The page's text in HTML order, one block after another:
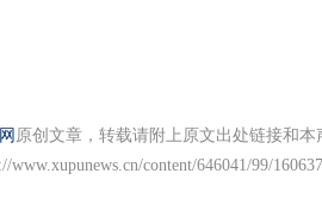
原创文章，转载请附上原文出处链接和本
www.xupunews.cn/content/646041/99/